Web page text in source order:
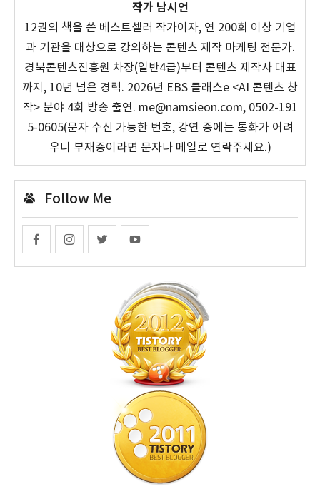
작가 남시언
12권의 책을 쓴 베스트셀러 작가이자, 연 200회 이상 기업
과 기관을 대상으로 강의하는 콘텐츠 제작 마케팅 전문가.
경북콘텐츠진흥원 차장(일반4급)부터 콘텐츠 제작사 대표
까지, 10년 넘은 경력. 2026년 EBS 클래스e <AI 콘텐츠 창
작> 분야 4회 방송 출연. me@namsieon.com, 0502-191
5-0605(문자 수신 가능한 번호, 강연 중에는 통화가 어려
우니 부재중이라면 문자나 메일로 연락주세요.)
Follow Me